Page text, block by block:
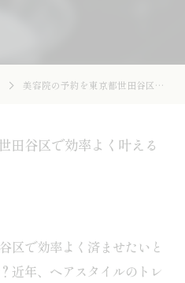
美容院の予約を東京都世田谷区で効率よく叶える最新ガイド
田谷区で効率よく叶える
区で効率よく済ませたいと
近年、ヘアスタイルのトレ